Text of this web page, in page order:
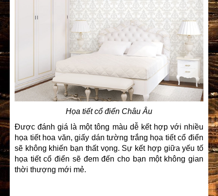
Họa tiết cổ điển Châu Âu
Được đánh giá là một tông màu dễ kết hợp với nhiều
họa tiết hoa văn, giấy dán tường trắng họa tiết cổ điển
sẽ không khiến bạn thất vọng. Sự kết hợp giữa yếu tố
họa tiết cổ điển sẽ đem đến cho bạn một không gian
thời thượng mới mẻ.